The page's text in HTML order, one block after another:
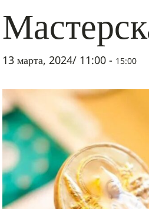
13 марта, 2024/ 11:00 - 15:00